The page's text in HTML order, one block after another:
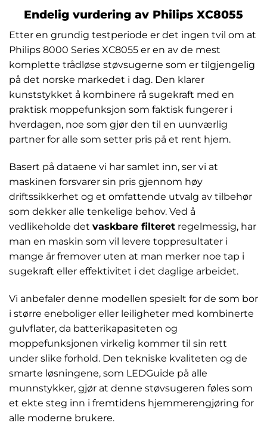
Endelig vurdering av Philips XC8055
Etter en grundig testperiode er det ingen tvil om at
Philips 8000 Series XC8055 er en av de mest
komplette trådløse støvsugerne som er tilgjengelig
på det norske markedet i dag. Den klarer
kunststykket å kombinere rå sugekraft med en
praktisk moppefunksjon som faktisk fungerer i
hverdagen, noe som gjør den til en uunværlig
partner for alle som setter pris på et rent hjem.
Basert på dataene vi har samlet inn, ser vi at
maskinen forsvarer sin pris gjennom høy
driftssikkerhet og et omfattende utvalg av tilbehør
som dekker alle tenkelige behov. Ved å
vedlikeholde det vaskbare filteret regelmessig, har
man en maskin som vil levere toppresultater i
mange år fremover uten at man merker noe tap i
sugekraft eller effektivitet i det daglige arbeidet.
Vi anbefaler denne modellen spesielt for de som bor
i større eneboliger eller leiligheter med kombinerte
gulvflater, da batterikapasiteten og
moppefunksjonen virkelig kommer til sin rett
under slike forhold. Den tekniske kvaliteten og de
smarte løsningene, som LEDGuide på alle
munnstykker, gjør at denne støvsugeren føles som
et ekte steg inn i fremtidens hjemmerengjøring for
alle moderne brukere.